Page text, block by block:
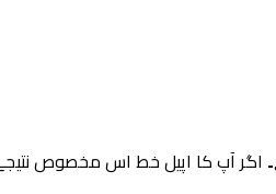
کا اپیل خط اس مخصوص نتیجے